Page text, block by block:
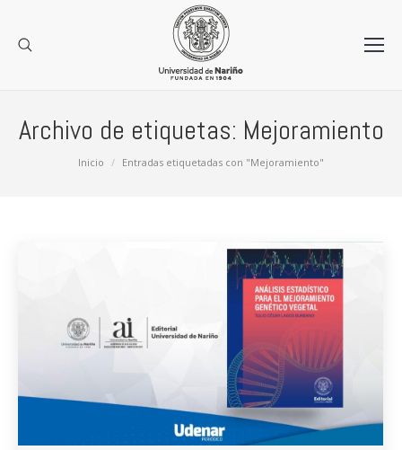
Archivo de etiquetas: Mejoramiento
Estás aquí:Inicio Entradas etiquetadas con "Mejoramiento"